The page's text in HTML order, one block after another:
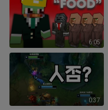
6:05
0:37